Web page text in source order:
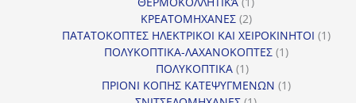
προϊόν
ΚΡΕΑΤΟΜΗΧΑΝΕΣ 22
προϊόντα
ΠΑΤΑΤΟΚΟΠΤΕΣ ΗΛΕΚΤΡΙΚΟΙ ΚΑΙ ΧΕΙΡΟΚΙΝΗΤΟΙ 11
ΠΟΛΥΚΟΠΤΙΚΑ-ΛΑΧΑΝΟΚΟΠΤΕΣ 11
ΠΟΛΥΚΟΠΤΙΚΑ 11
προϊόν
ΠΡΙΟΝΙ ΚΟΠΗΣ ΚΑΤΕΨΥΓΜΕΝΩΝ 11